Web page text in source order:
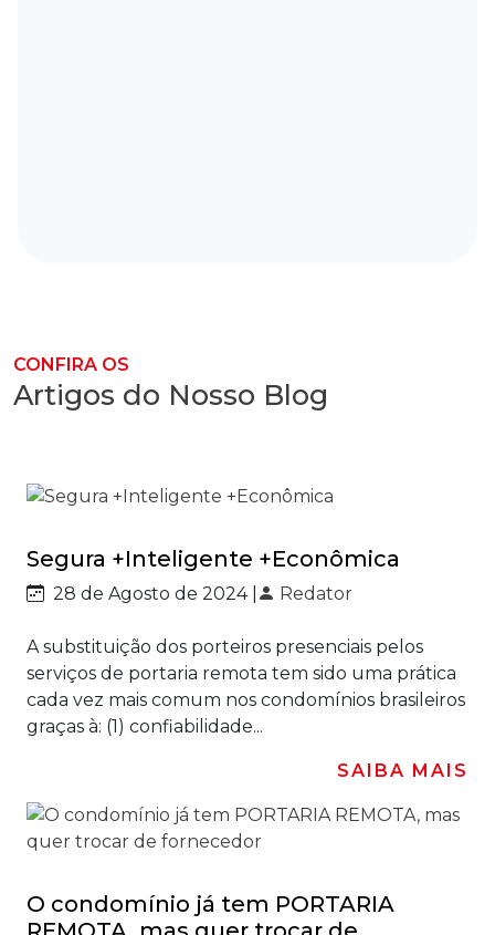
CONFIRA OS
Artigos do Nosso Blog
Segura +Inteligente +Econômica
28 de Agosto de 2024 | Redator
A substituição dos porteiros presenciais pelos
serviços de portaria remota tem sido uma prática
cada vez mais comum nos condomínios brasileiros
graças à: (1) confiabilidade...
SAIBA MAIS
O condomínio já tem PORTARIA